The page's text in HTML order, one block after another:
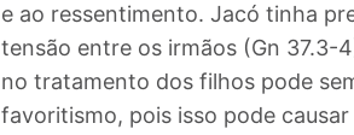
e ao ressentimento. Jacó tinha
tensão entre os irmãos (Gn 37.3-
no tratamento dos filhos pode
favoritismo, pois isso pode